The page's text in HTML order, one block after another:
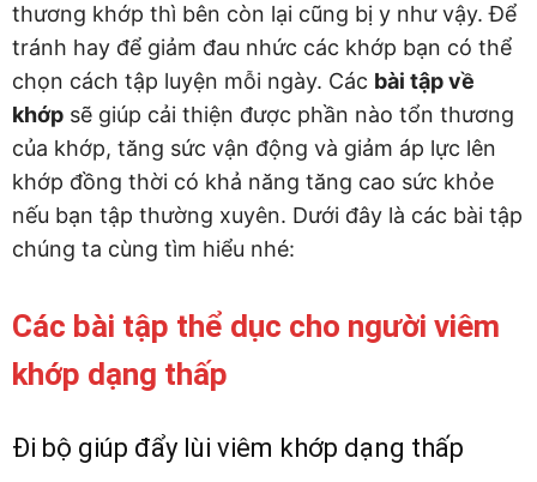
thương khớp thì bên còn lại cũng bị y như vậy. Để
tránh hay để giảm đau nhức các khớp bạn có thể
chọn cách tập luyện mỗi ngày. Các bài tập về
khớp sẽ giúp cải thiện được phần nào tổn thương
của khớp, tăng sức vận động và giảm áp lực lên
khớp đồng thời có khả năng tăng cao sức khỏe
nếu bạn tập thường xuyên. Dưới đây là các bài tập
chúng ta cùng tìm hiểu nhé:
Các bài tập thể dục cho người viêm
khớp dạng thấp
Đi bộ giúp đẩy lùi viêm khớp dạng thấp